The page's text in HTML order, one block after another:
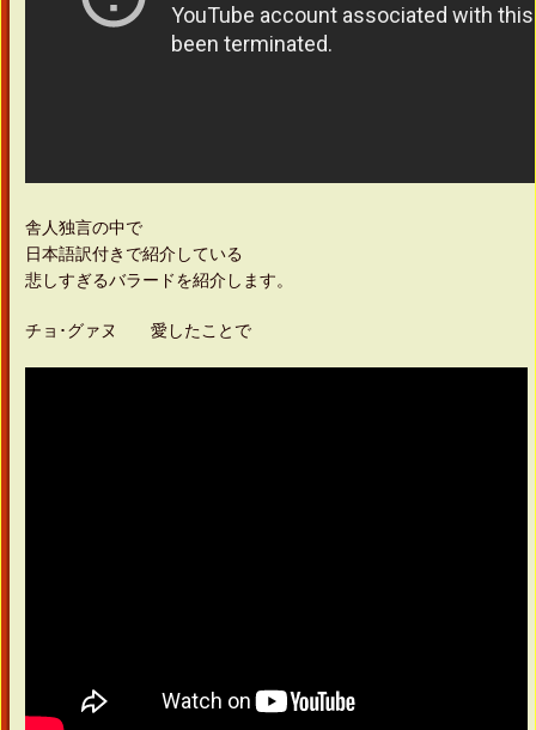
舎人独言の中で
日本語訳付きで紹介している
悲しすぎるバラードを紹介します。
チョ･グァヌ 愛したことで